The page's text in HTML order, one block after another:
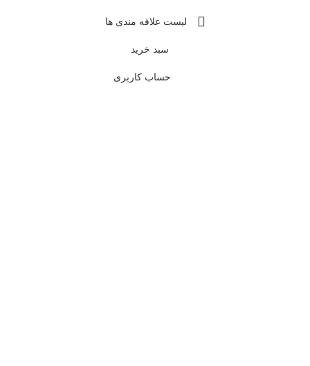
لیست علاقه مندی ها
سبد خرید
حساب کاربری